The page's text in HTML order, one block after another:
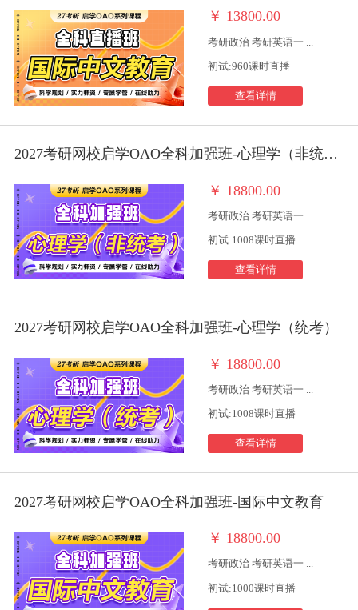
￥ 13800.00
考研政治 考研英语一 ...
初试:960课时直播
查看详情
2027考研网校启学OAO全科加强班-心理学（非统考）
￥ 18800.00
考研政治 考研英语一 ...
初试:1008课时直播
查看详情
2027考研网校启学OAO全科加强班-心理学（统考）
￥ 18800.00
考研政治 考研英语一 ...
初试:1008课时直播
查看详情
2027考研网校启学OAO全科加强班-国际中文教育
￥ 18800.00
考研政治 考研英语一 ...
初试:1000课时直播